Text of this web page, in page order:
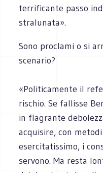
terrificante passo
stralunata».
Sono proclami o si
scenario?
«Politicamente il
rischio. Se fallisse
in flagrante
acquisire, con
esercitatissimo, i
servono. Ma resta